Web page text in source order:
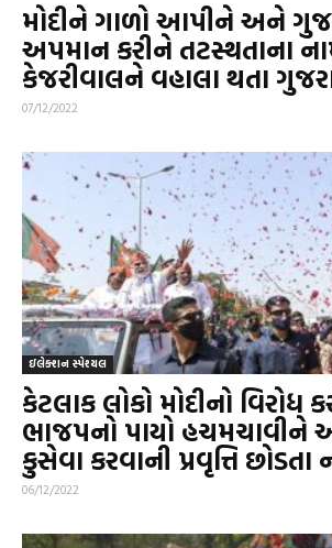
મોદીને ગાળો આપીને અને
અપમાન કરીને તટસ્થતાના
કેજરીવાલને વહાલા થતા
07/12/2022
ઇલેક્શન સ્પેશ્યલ
કેટલાક લોકો મોદીનો વિરોધ
ભાજપનો પાયો હચમચાવીને
કુસેવા કરવાની પ્રવૃત્તિ છોડતા
06/12/2022